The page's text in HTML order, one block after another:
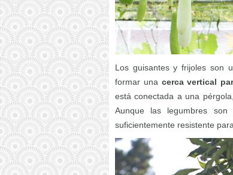
Los guisantes y frijoles son
formar una cerca vertical
está conectada a una
Aunque las legumbres
suficientemente resistente